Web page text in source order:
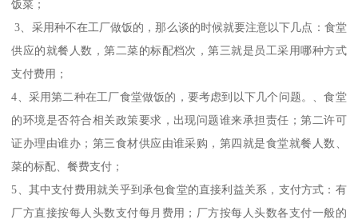
饭菜；
3、采用种不在工厂做饭的，那么谈的时候就要注意以下几点：食堂
供应的就餐人数，第二菜的标配档次，第三就是员工采用哪种方式
支付费用；
4、采用第二种在工厂食堂做饭的，要考虑到以下几个问题。、食堂
的环境是否符合相关政策要求，出现问题谁来承担责任；第二许可
证办理由谁办；第三食材供应由谁采购，第四就是食堂就餐人数、
菜的标配、餐费支付；
5、其中支付费用就关乎到承包食堂的直接利益关系，支付方式：有
厂方直接按每人头数支付每月费用；厂方按每人头数各支付一般的